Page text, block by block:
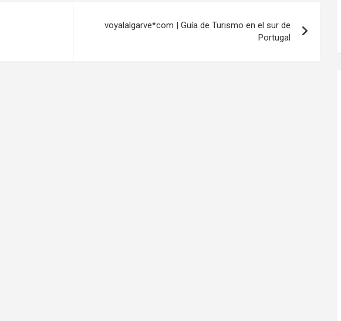
voyalalgarve*com | Guía de Turismo en el sur de
Portugal